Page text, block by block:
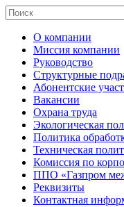
О компании
Миссия компании
Руководство
Структурные
Абонентские
Вакансии
Охрана труда
Экологическая
Политика
Техническая
Комиссия по
ППО «Газпром
Реквизиты
Контактная